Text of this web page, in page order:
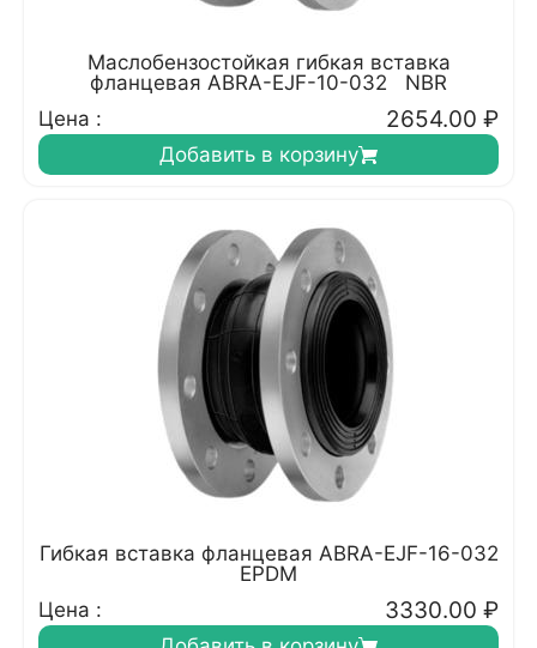
Маслобензостойкая гибкая вставка
фланцевая ABRA-EJF-10-032 NBR
Цена :
2654.00 ₽
Добавить в корзину
Гибкая вставка фланцевая ABRA-EJF-16-032
EPDM
Цена :
3330.00 ₽